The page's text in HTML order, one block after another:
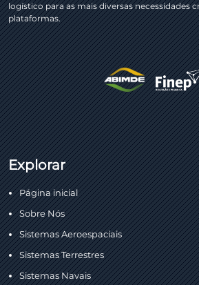
logístico para as mais diversas necessidades
plataformas.
Explorar
Página inicial
Sobre Nós
Sistemas Aeroespaciais
Sistemas Terrestres
Sistemas Navais